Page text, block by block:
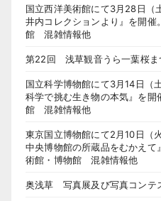
国立西洋美術館にて3月28日
井内コレクションより』を開
館 混雑情報他
第22回 浅草観音うら一葉桜
国立科学博物館にて3月14日（
科学で挑む生き物の本気』を
館 混雑情報他
東京国立博物館にて2月10日（
中央博物館の所蔵品をむかえ
術館・博物館 混雑情報他
奥浅草 写真展及び写真コンテ